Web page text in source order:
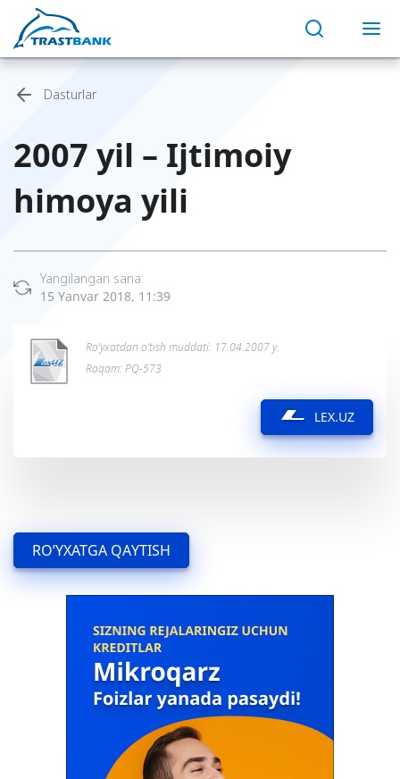
Dasturlar
2007 yil – Ijtimoiy
himoya yili
Yangilangan sana:
15 Yanvar 2018, 11:39
Ro’yxatdan o’tish muddati: 17.04.2007 y.
Raqam: PQ-573
LEX.UZ
RO’YXATGA QAYTISH